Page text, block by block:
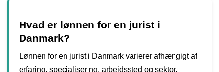
Hvad er lønnen for en jurist i
Danmark?
Lønnen for en jurist i Danmark varierer afhængigt af
erfaring, specialisering, arbejdssted og sektor.